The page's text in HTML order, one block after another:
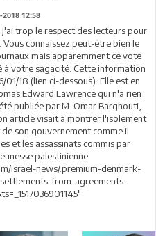
2018 12:58
J'ai trop le respect des lecteurs pour
connaissez peut-être bien le
mais apparemment ce vote
à votre sagacité. Cette information
01/18 (lien ci-dessous). Elle est en
Edward Lawrence qui n'a rien
publiée par M. Omar Barghouti,
article visait à montrer l'isolement
son gouvernement comme il
et les assassinats commis par
palestinienne.
israel-news/.premium-denmark-
from-agreements-